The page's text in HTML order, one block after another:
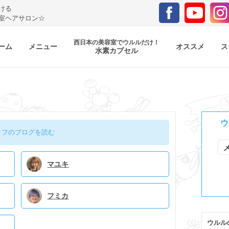
る
ヘアサロン☆
ム メニュー 西日本の美容室でウルルだけ！
水素カプセル オススメ
のブログを読む
マユキ
フミカ
ウルル